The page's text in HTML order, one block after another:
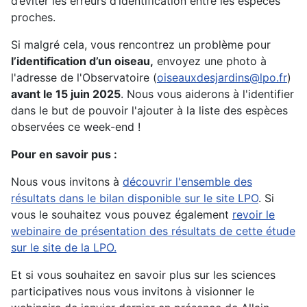
proches.
Si malgré cela, vous rencontrez un problème pour
l’identification d’un oiseau, envoyez une photo à
l'adresse de l'Observatoire (oiseauxdesjardins@lpo.fr)
avant le 15 juin 2025. Nous vous aiderons à l'identifier
dans le but de pouvoir l'ajouter à la liste des espèces
observées ce week-end !
Pour en savoir pus :
Nous vous invitons à découvrir l'ensemble des
résultats dans le bilan disponible sur le site LPO. Si
vous le souhaitez vous pouvez également revoir le
webinaire de présentation des résultats de cette étude
sur le site de la LPO.
Et si vous souhaitez en savoir plus sur les sciences
participatives nous vous invitons à visionner le